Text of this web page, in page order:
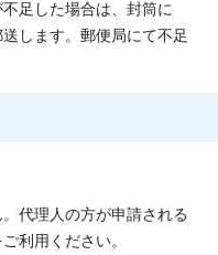
足した場合は、封筒に
します。郵便局にて不足
代理人の方が申請される
利用ください。